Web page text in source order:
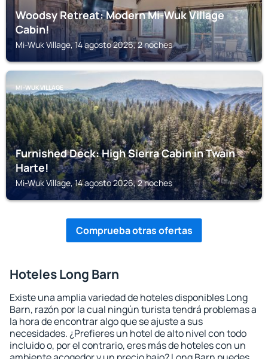
Woodsy Retreat: Modern Mi-Wuk Village
Cabin!
Mi-Wuk Village, 14 agosto 2026, 2 noches
MI-WUK VILLAGE
Furnished Deck: High Sierra Cabin in Twain
Harte!
Mi-Wuk Village, 14 agosto 2026, 2 noches
Comprueba otras ofertas
Hoteles Long Barn
Existe una amplia variedad de hoteles disponibles Long
Barn, razón por la cual ningún turista tendrá problemas a
la hora de encontrar algo que se ajuste a sus
necesidades. ¿Prefieres un hotel de alto nivel con todo
incluido o, por el contrario, eres más de hoteles con un